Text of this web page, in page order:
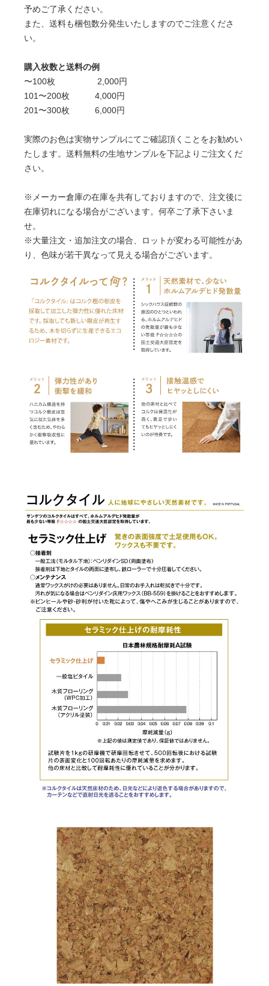
予めご了承ください。
また、送料も梱包数分発生いたしますのでご注意くださ
い。
購入枚数と送料の例
〜100枚 2,000円
101〜200枚 4,000円
201〜300枚 6,000円
実際のお色は実物サンプルにてご確認頂くことをお勧めい
たします。送料無料の生地サンプルを下記よりご注文くだ
さい。
※メーカー倉庫の在庫を共有しておりますので、注文後に
在庫切れになる場合がございます。何卒ご了承下さいま
せ。
※大量注文・追加注文の場合、ロットが変わる可能性があ
り、色味が若干異なって見える場合がございます。